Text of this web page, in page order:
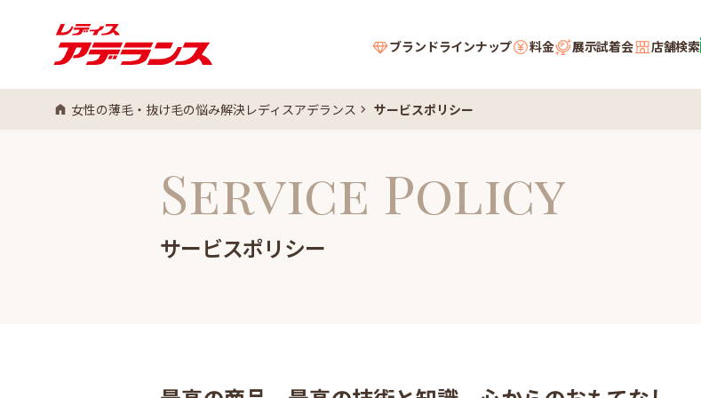
ブランドラインナップ 料金 展示試着会 店舗検索
女性の薄毛・抜け毛の悩み解決レディスアデランス サービスポリシー
Service Policy
サービスポリシー